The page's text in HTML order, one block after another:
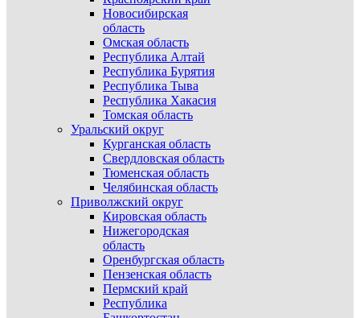
Новосибирская
область
Омская область
Республика Алтай
Республика Бурятия
Республика Тыва
Республика Хакасия
Томская область
Уральский округ
Курганская область
Свердловская область
Тюменская область
Челябинская область
Приволжский округ
Кировская область
Нижегородская
область
Оренбургская область
Пензенская область
Пермский край
Республика